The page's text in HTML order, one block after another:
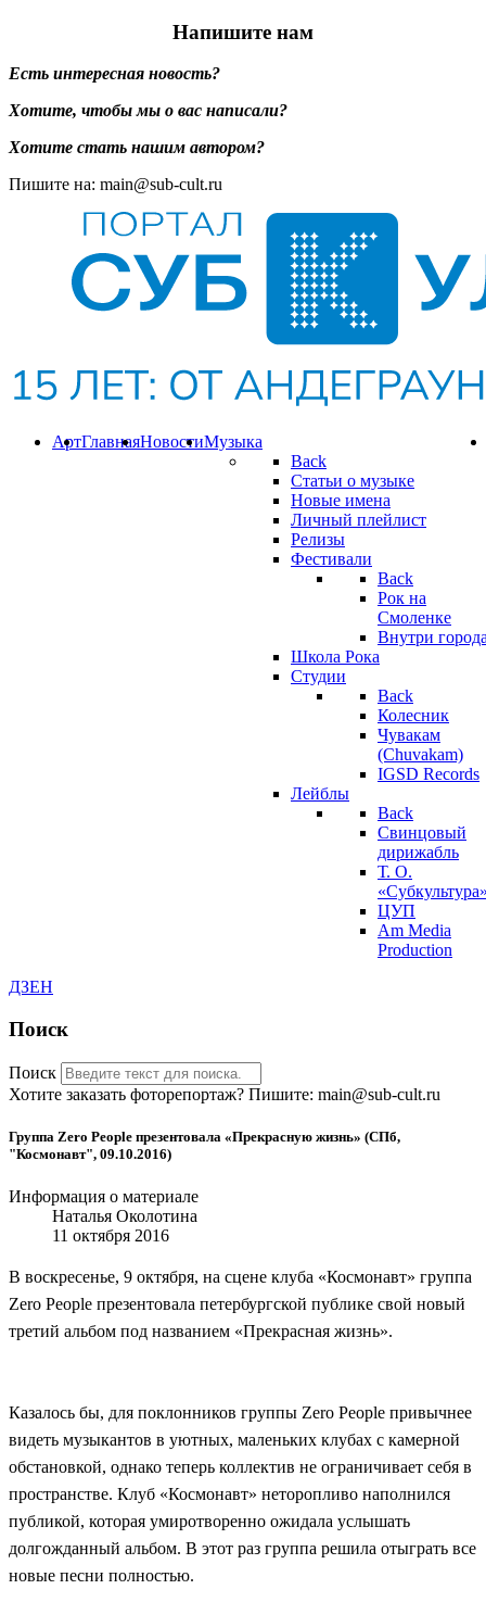
Напишите нам
Есть интересная новость?
Хотите, чтобы мы о вас написали?
Хотите стать нашим автором?
Пишите на: main@sub-cult.ru
Музыка
Back
Статьи о музыке
Новые имена
Личный плейлист
Релизы
Фестивали
Back
Рок на
Смоленке
Внутри
Школа Рока
Студии
Back
Колесник
Чувакам
(Chuvakam)
IGSD Records
Лейблы
Back
Свинцовый
дирижабль
Т. О.
ЦУП
Am Media
Production
Новости
Главная
Арт
ДЗЕН
Поиск
Поиск
Хотите заказать фоторепортаж? Пишите: main@sub-cult.ru
Группа Zero People презентовала «Прекрасную жизнь» (СПб,
"Космонавт", 09.10.2016)
Информация о материале
Наталья Околотина
11 октября 2016
В воскресенье, 9 октября, на сцене клуба «Космонавт» группа
Zero People презентовала петербургской публике свой новый
третий альбом под названием «Прекрасная жизнь».
Казалось бы, для поклонников группы Zero People привычнее
видеть музыкантов в уютных, маленьких клубах с камерной
обстановкой, однако теперь коллектив не ограничивает себя в
пространстве. Клуб «Космонавт» неторопливо наполнился
публикой, которая умиротворенно ожидала услышать
долгожданный альбом. В этот раз группа решила отыграть все
новые песни полностью.